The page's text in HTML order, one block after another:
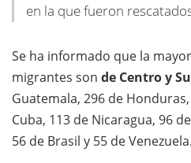
en la que fueron
Se ha informado que la
migrantes son de Centro y
Guatemala, 296 de
Cuba, 113 de Nicaragua, 96
56 de Brasil y 55 de Venezuela.